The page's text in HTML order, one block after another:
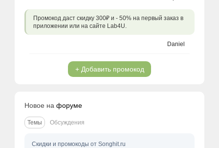
Промокод даст скидку 300₽ и - 50% на первый заказ в
приложении или на сайте Lab4U.
Daniel
+ Добавить промокод
Новое на форуме
Темы Обсуждения
Скидки и промокоды от Songhit.ru